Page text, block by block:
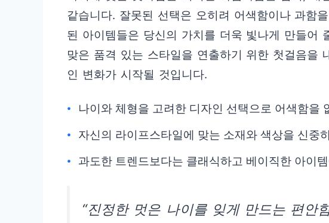
같습니다. 잘못된 선택은 오히려 어색함이나 과함
된 아이템들은 당신의 가치를 더욱 빛나게 만들어
맞은 품격 있는 스타일을 연출하기 위한 첫걸음을
인 변화가 시작될 것입니다.
나이와 체형을 고려한 디자인 선택으로 어색함을
자신의 라이프스타일에 맞는 소재와 색상을 신중
과도한 트렌드보다는 클래식하고 베이직한 아이
“진정한 멋은 나이를 잊게 만드는 편안